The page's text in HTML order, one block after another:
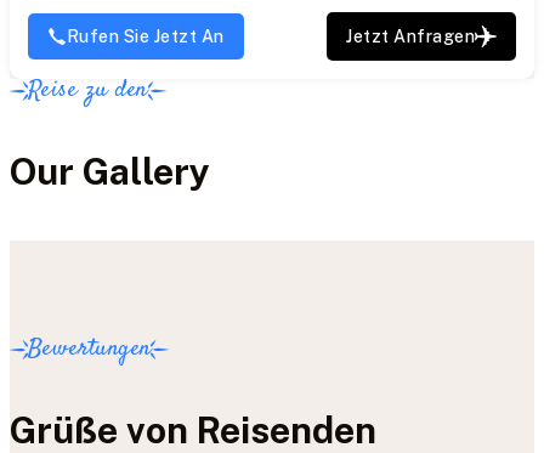
Rufen Sie Jetzt An Jetzt Anfragen
Reise zu den
Our Gallery
Bewertungen
Grüße von Reisenden